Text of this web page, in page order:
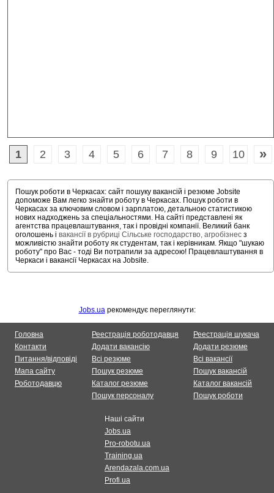
1 2 3 4 5 6 7 8 9 10 »
Пошук роботи в Черкасах: сайт пошуку вакансій і резюме Jobsite
допоможе Вам легко знайти роботу в Черкасах. Пошук роботи в
Черкасах за ключовим словом і зарплатою, детальною статистикою
нових надходжень за спеціальностями. На сайті представлені як
агентства працевлаштування, так і провідні компанії. Великий банк
оголошень і вакансії в рубриці Сільське господарство, агробізнес з
можливістю знайти роботу як студентам, так і керівникам. Якщо "шукаю
роботу" про Вас - тоді Ви потрапили за адресою! Працевлаштування в
Черкаси і вакансії Черкасах на Jobsite.
Jobs.uaрекомендує переглянути:
Головна
Контакти
Питання/відповіді
Мапа сайту
Роботодавцю
Реестрація роботодавця
Додати вакансію
Всі резюме
Пошук резюме
Каталог резюме
Пошук персоналу
Реестрація шукача
Додати резюме
Всі вакансії
Пошук вакансій
Каталог вакансій
Пошук роботи
Наші сайти
Jobs.ua
Pro-robotu.ua
Training.ua
Arendazala.com.ua
Profi.ua